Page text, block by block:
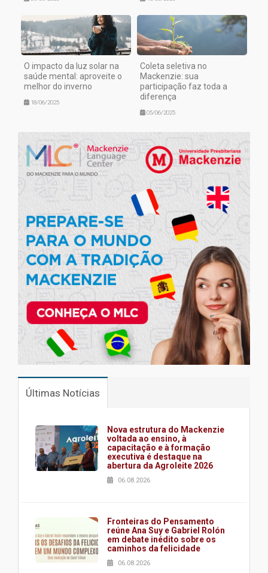
O impacto da luz solar na
saúde mental: aproveite o
melhor do inverno
18/06/2025
Coleta seletiva no
Mackenzie: sua
participação faz toda a
diferença
05/06/2025
Últimas Notícias
Nova estrutura do Mackenzie
voltada ao ensino, à
capacitação e à formação
executiva é destaque na
abertura da Agroleite 2026
06.08.2026
Fronteiras do Pensamento
reúne Ana Suy e Gabriel Rolón
em debate inédito sobre os
caminhos da felicidade
06.08.2026